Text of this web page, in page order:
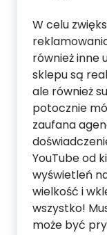
W celu
również inne
sklepu są
ale również
potocznie
zaufana
YouTube od
wyświetleń
wielkość i
wszystko!
może być